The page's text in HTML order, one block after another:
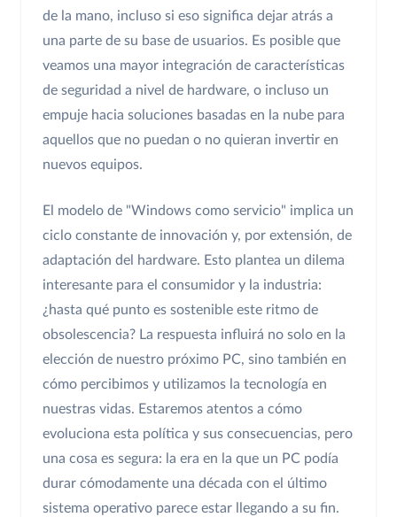
de la mano, incluso si eso significa dejar atrás a
una parte de su base de usuarios. Es posible que
veamos una mayor integración de características
de seguridad a nivel de hardware, o incluso un
empuje hacia soluciones basadas en la nube para
aquellos que no puedan o no quieran invertir en
nuevos equipos.
El modelo de "Windows como servicio" implica un
ciclo constante de innovación y, por extensión, de
adaptación del hardware. Esto plantea un dilema
interesante para el consumidor y la industria:
¿hasta qué punto es sostenible este ritmo de
obsolescencia? La respuesta influirá no solo en la
elección de nuestro próximo PC, sino también en
cómo percibimos y utilizamos la tecnología en
nuestras vidas. Estaremos atentos a cómo
evoluciona esta política y sus consecuencias, pero
una cosa es segura: la era en la que un PC podía
durar cómodamente una década con el último
sistema operativo parece estar llegando a su fin.